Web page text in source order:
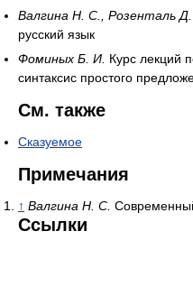
Валгина Н. С., Розенталь
русский язык
Фоминых Б. И. Курс лекций
синтаксис простого
См. также
Сказуемое
Примечания
↑ Валгина Н. С.
Ссылки